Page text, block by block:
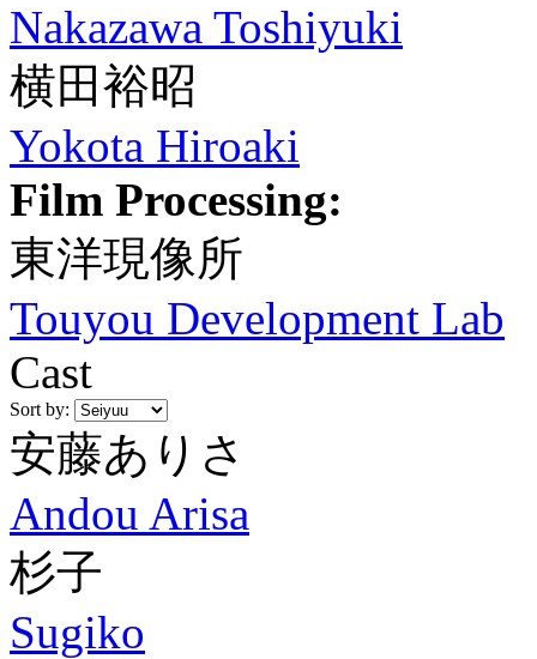
Nakazawa Toshiyuki
横田裕昭
Yokota Hiroaki
Film Processing:
東洋現像所
Touyou Development Lab
Cast
Sort by:
安藤ありさ
Andou Arisa
杉子
Sugiko